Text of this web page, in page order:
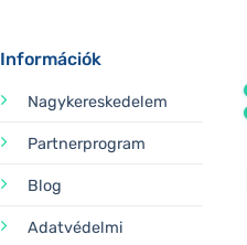
Információk
Nagykereskedelem
Partnerprogram
Blog
Adatvédelmi